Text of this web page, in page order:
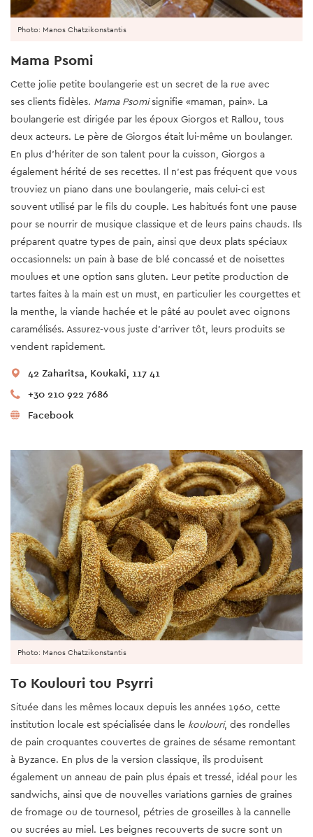
Mama Psomi
Cette jolie petite boulangerie est un secret de la rue avec
ses clients fidèles. Mama Psomisignifie «maman, pain». La
boulangerie est dirigée par les époux Giorgos et Rallou, tous
deux acteurs. Le père de Giorgos était lui-même un boulanger.
En plus d’hériter de son talent pour la cuisson, Giorgos a
également hérité de ses recettes. Il n’est pas fréquent que vous
trouviez un piano dans une boulangerie, mais celui-ci est
souvent utilisé par le fils du couple. Les habitués font une pause
pour se nourrir de musique classique et de leurs pains chauds. Ils
préparent quatre types de pain, ainsi que deux plats spéciaux
occasionnels: un pain à base de blé concassé et de noisettes
moulues et une option sans gluten. Leur petite production de
tartes faites à la main est un must, en particulier les courgettes et
la menthe, la viande hachée et le pâté au poulet avec oignons
caramélisés. Assurez-vous juste d'arriver tôt, leurs produits se
vendent rapidement.
42 Zaharitsa, Koukaki, 117 41
+30 210 922 7686
Facebook
Photo: Manos Chatzikonstantis
Photo: Manos Chatzikonstantis
To Koulouri tou Psyrri
Située dans les mêmes locaux depuis les années 1960, cette
institution locale est spécialisée dans le koulouri, des rondelles
de pain croquantes couvertes de graines de sésame remontant
à Byzance. En plus de la version classique, ils produisent
également un anneau de pain plus épais et tressé, idéal pour les
sandwichs, ainsi que de nouvelles variations garnies de graines
de fromage ou de tournesol, pétries de groseilles à la cannelle
ou sucrées au miel. Les beignes recouverts de sucre sont un